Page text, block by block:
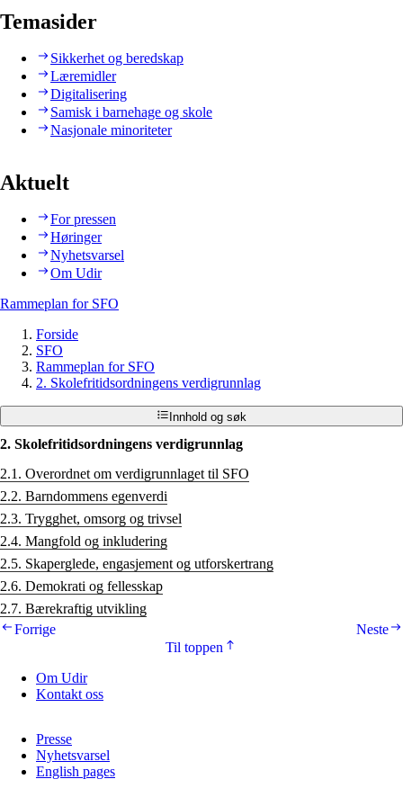
Temasider
Sikkerhet og beredskap
Læremidler
Digitalisering
Samisk i barnehage og skole
Nasjonale minoriteter
Aktuelt
For pressen
Høringer
Nyhetsvarsel
Om Udir
Rammeplan for SFO
Forside
SFO
Rammeplan for SFO
2. Skolefritidsordningens verdigrunnlag
Innhold og søk
2. Skolefritidsordningens verdigrunnlag
2.1. Overordnet om verdigrunnlaget til SFO
2.2. Barndommens egenverdi
2.3. Trygghet, omsorg og trivsel
2.4. Mangfold og inkludering
2.5. Skaperglede, engasjement og utforskertrang
2.6. Demokrati og fellesskap
2.7. Bærekraftig utvikling
Neste
Forrige
Til toppen
Om Udir
Kontakt oss
Presse
Nyhetsvarsel
English pages